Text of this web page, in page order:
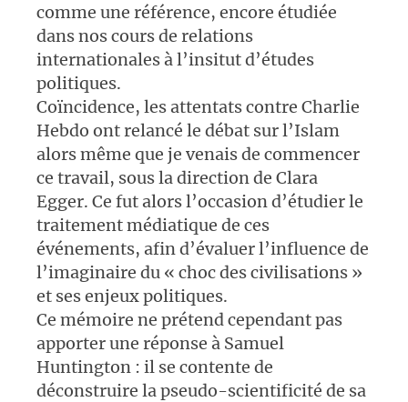
comme une référence, encore étudiée
dans nos cours de relations
internationales à l’insitut d’études
politiques.
Coïncidence, les attentats contre Charlie
Hebdo ont relancé le débat sur l’Islam
alors même que je venais de commencer
ce travail, sous la direction de Clara
Egger. Ce fut alors l’occasion d’étudier le
traitement médiatique de ces
événements, afin d’évaluer l’influence de
l’imaginaire du « choc des civilisations »
et ses enjeux politiques.
Ce mémoire ne prétend cependant pas
apporter une réponse à Samuel
Huntington : il se contente de
déconstruire la pseudo-scientificité de sa